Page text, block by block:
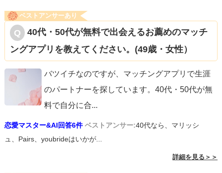
ベストアンサーあり
40代・50代が無料で出会えるお薦めのマッチ
ングアプリを教えてください。(49歳・女性）
バツイチなのですが、マッチングアプリで生涯
のパートナーを探しています。40代・50代が無
料で自分に合...
恋愛マスター&AI回答6件 ベストアンサー:40代なら、マリッシ
ュ、Pairs、youbrideはいかが...
詳細を見る＞＞